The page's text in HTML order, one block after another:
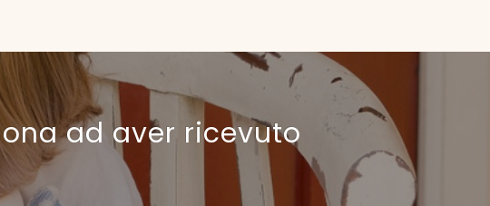
ad aver ricevuto